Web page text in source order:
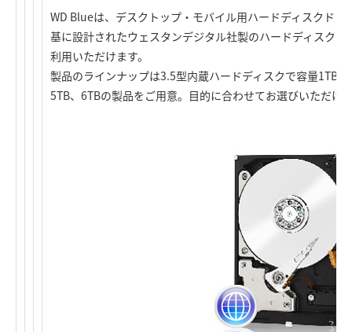
WD Blueは、デスクトップ・モバイル用ハードディスクド
基に設計されたウェスタンデジタル社製のハードディスク
利用いただけます。
製品のラインナップは3.5型内蔵ハードディスクで容量1TB
5TB、6TBの製品をご用意。目的に合わせてお選びいただけ